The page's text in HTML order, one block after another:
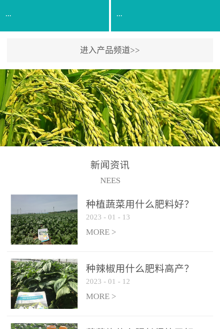
释均匀喷施苗床;移栽前一
天，用同样方法再喷施一
次。移栽前使用，储存在
苗株体内，移栽后，逐步
释放并快速补充营养。3、
作为补氮肥使用：30-100
倍喷施，在开花前期、幼
果期及采摘后各施一次，
间隔2-3周喷施一次。4、
作为叶面肥喷施使用：稀
周喷施一次。5、冲施及滴
灌：亩用量2-3公斤，冲施
进水75%后再进肥效果更
佳。
与复合肥、水溶肥或细土
混均后沟施、穴施、撒施
均可。3、沟施穴施:幼树
环状沟施，每棵用150-
200g，成年树放射状沟
施，每棵用0.5kg-1kg，可
拌肥施，也可拌土施。4、
拌苗床土：每平方米苗床
土用本品1kg-2kg与苗床土
混匀后播种。5、园林盆
土用本品30g-50g追肥或作
底肥。
...
【通用名称】有机水溶肥
料【产品剂型】水剂【产
品规格】5kg、20kg【技术
指标】有机质≥200g/L、
N+K2O70g/L、PH:6.5-
8.5、水不溶物≤50g/L【执
行标准】NY/T3831-
(2019)准字15306号【使用
灌及无土栽培和营养液的
配方施肥。1、苗期冲施、
滴灌:3-5kg/亩/次(45-75kg/
公顷/次)。2、花前花后或
生长前期︰冲施、滴灌2.5-
5kg/亩/次配合大量元素水
溶肥一起使用，花芽、花
苞饱满，座果率高。3、幼
...
【通用名称】有机水溶肥
料【产品剂型】水剂【产
品规格】5kg、20kg【技术
指标】有机质≥200g/L、
N+K2O70g/L、PH:6.5-
8.5、水不溶物≤50g/L【执
行标准】NY/T3831-
(2019)准字15306号【使用
方法】适合于基施、追
灌及无土栽培和营养液的
配方施肥。1、苗期冲施、
5kg/亩/次配合大量元素水
进入产品频道>>
新闻资讯
NEES
种植蔬菜用什么肥料好？
2023 - 01 - 13
MORE >
种辣椒用什么肥料高产？
2023 - 01 - 12
MORE >